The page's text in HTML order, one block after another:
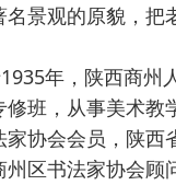
景观的原貌，把
年，陕西商州
班，从事美术教
协会会员，陕西
区书法家协会顾